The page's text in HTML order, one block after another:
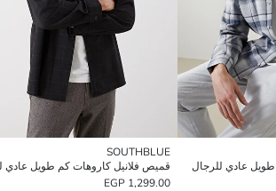
عادي للرجال
SOUTHBLUE
قميص فلانيل كاروهات كم طويل عادي
1,299.00 EGP